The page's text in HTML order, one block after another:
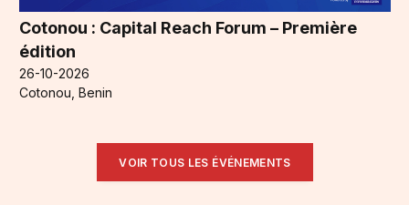
Cotonou : Capital Reach Forum – Première
édition
26-10-2026
Cotonou, Benin
VOIR TOUS LES ÉVÉNEMENTS